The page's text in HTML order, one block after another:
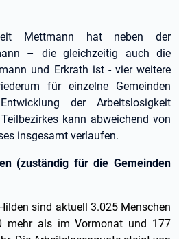
Mettmann hat neben der
– die gleichzeitig auch die
und Erkrath ist - vier weitere
für einzelne Gemeinden
der Arbeitslosigkeit
kann abweichend von
insgesamt verlaufen.
(zuständig für die Gemeinden
sind aktuell 3.025 Menschen
mehr als im Vormonat und 177